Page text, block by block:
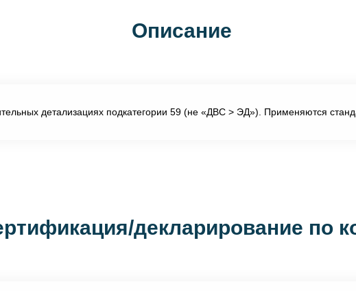
Описание
детализациях подкатегории 59 (не «ДВС > ЭД»). Применяются
декларирование по